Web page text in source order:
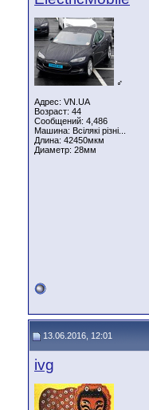
♂
Адрес: VN.UA
Возраст: 44
Сообщений: 4,486
Машина: Всілякі різні...
Длина: 42450мкм
Диаметр: 28мм
13.06.2016, 12:01
ivg